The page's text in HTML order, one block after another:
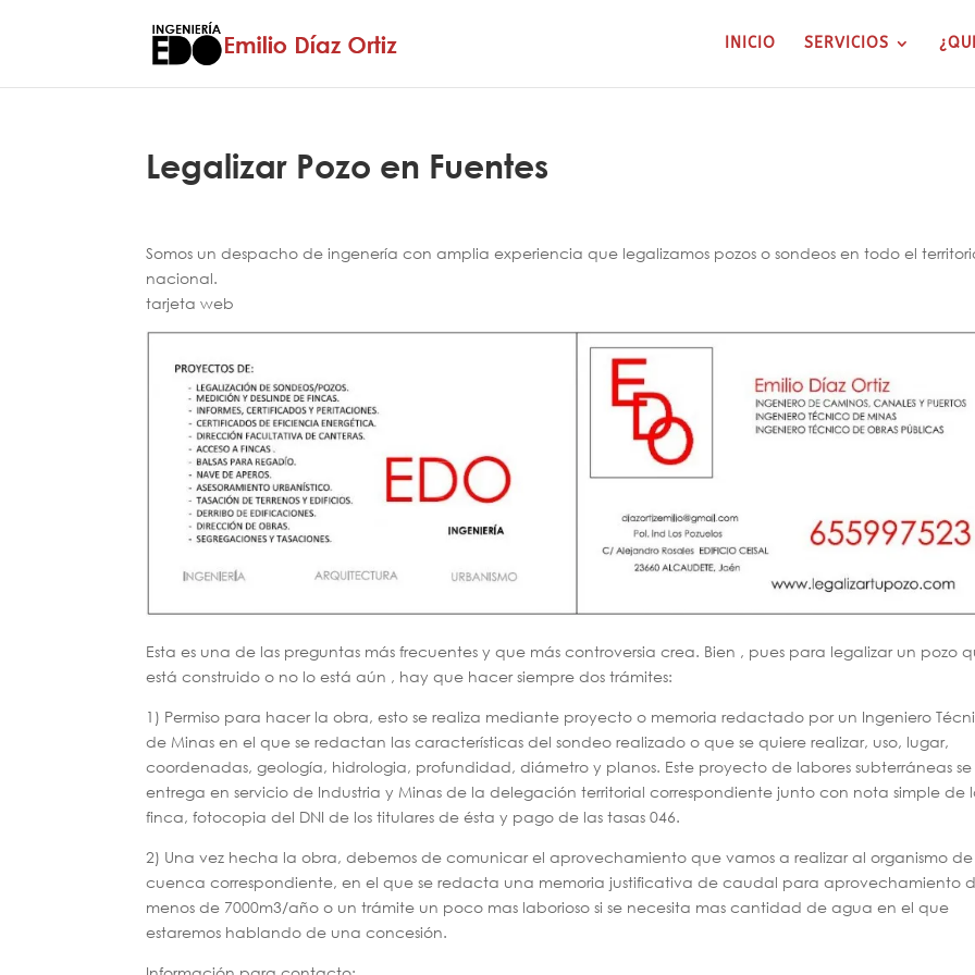
INICIO SERVICIOS
Legalizar Pozo en Fuentes
Somos un despacho de ingenería con amplia experiencia que legalizamos pozos o sondeos en todo el
nacional.
tarjeta web
Esta es una de las preguntas más frecuentes y que más controversia crea. Bien , pues para legalizar un pozo
está construido o no lo está aún , hay que hacer siempre dos trámites:
1) Permiso para hacer la obra, esto se realiza mediante proyecto o memoria redactado por un Ingeniero
de Minas en el que se redactan las características del sondeo realizado o que se quiere realizar, uso, lugar,
coordenadas, geología, hidrologia, profundidad, diámetro y planos. Este proyecto de labores subterráneas se
entrega en servicio de Industria y Minas de la delegación territorial correspondiente junto con nota simple de
finca, fotocopia del DNI de los titulares de ésta y pago de las tasas 046.
2) Una vez hecha la obra, debemos de comunicar el aprovechamiento que vamos a realizar al organismo de
cuenca correspondiente, en el que se redacta una memoria justificativa de caudal para aprovechamiento
menos de 7000m3/año o un trámite un poco mas laborioso si se necesita mas cantidad de agua en el que
estaremos hablando de una concesión.